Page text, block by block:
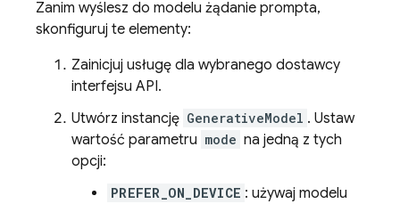
Zanim wyślesz do modelu żądanie prompta,
skonfiguruj te elementy:
Zainicjuj usługę dla wybranego dostawcy
interfejsu API.
Utwórz instancję GenerativeModel . Ustaw
wartość parametru mode na jedną z tych
opcji:
PREFER_ON_DEVICE : używaj modelu